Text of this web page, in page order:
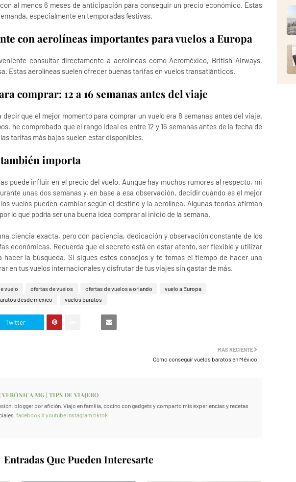
al menos 6 meses de anticipación para conseguir un precio económico. Estas
especialmente en temporadas festivas.
con aerolíneas importantes para vuelos a Europa
consultar directamente a aerolíneas como Aeroméxico, British Airways,
Estas aerolíneas suelen ofrecer buenas tarifas en vuelos transatlánticos.
comprar: 12 a 16 semanas antes del viaje
decir que el mejor momento para comprar un vuelo era 8 semanas antes del viaje.
he comprobado que el rango ideal es entre 12 y 16 semanas antes de la fecha de
tarifas más bajas suelen estar disponibles.
importa
puede influir en el precio del vuelo. Aunque hay muchos rumores al respecto, mi
unas dos semanas y, en base a esa observación, decidir cuándo es el mejor
vuelos pueden cambiar según el destino y la aerolínea. Algunas teorías afirman
lo que podría ser una buena idea comprar al inicio de la semana.
ciencia exacta, pero con paciencia, dedicación y observación constante de los
económicas. Recuerda que el secreto está en estar atento, ser flexible y utilizar
hacer la búsqueda. Si sigues estos consejos y te tomas el tiempo de hacer una
en tus vuelos internacionales y disfrutar de tus viajes sin gastar de más.
vuelo ofertas de vuelos ofertas de vuelos a orlando
vuelo a Europa
desde mexico vuelos baratos
Twitter
MÁS RECIENTE
Cómo conseguir vuelos baratos en México
VERÓNICA MG | TIPS DE VIAJERO
blogger por afición. Viajo en familia, cocino con gadgets y comparto mis experiencias y recetas
facebook Xyoutube instagram tiktok
Entradas Que Pueden Interesarte